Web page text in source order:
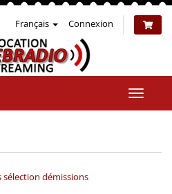
Français Connexion
la
sélection démissions